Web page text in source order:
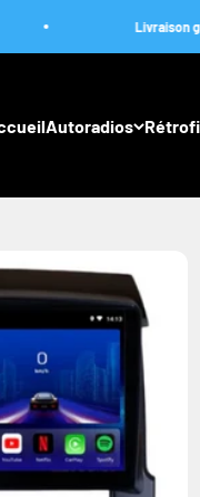
Livraison gratuite le
Autoradios